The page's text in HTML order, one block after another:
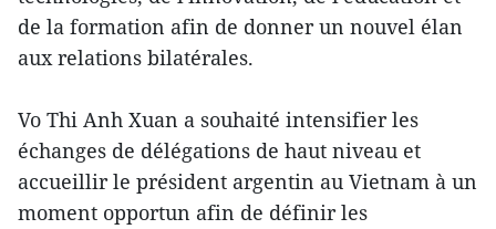
de la formation afin de donner un nouvel élan
aux relations bilatérales.
Vo Thi Anh Xuan a souhaité intensifier les
échanges de délégations de haut niveau et
accueillir le président argentin au Vietnam à un
moment opportun afin de définir les